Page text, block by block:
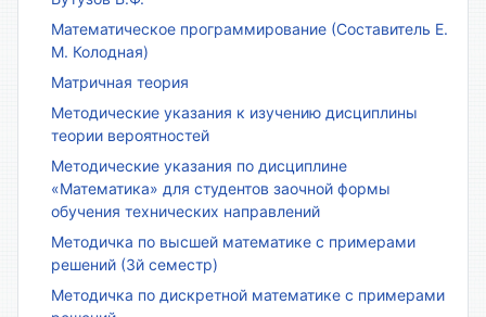
Математическое программирование (Составитель Е.
М. Колодная)
Матричная теория
Методические указания к изучению дисциплины
теории вероятностей
Методические указания по дисциплине
«Математика» для студентов заочной формы
обучения технических направлений
Методичка по высшей математике с примерами
решений (3й семестр)
Методичка по дискретной математике с примерами